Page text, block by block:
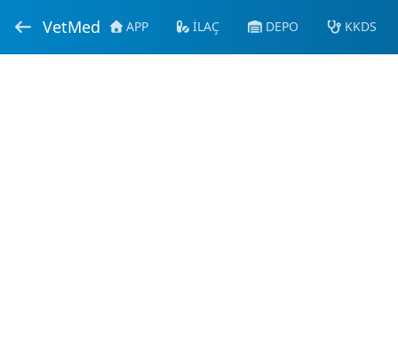
VetMed APP İLAÇ DEPO KKDS